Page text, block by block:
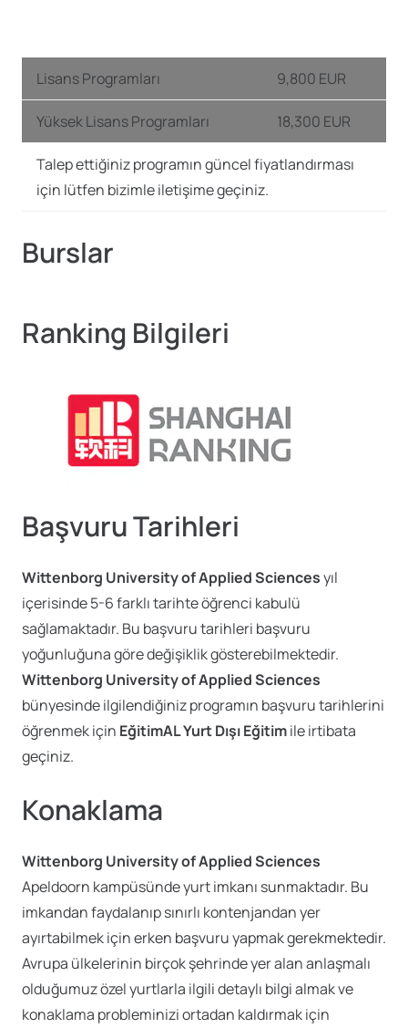
Lisans Programları 9,800 EUR
Yüksek Lisans Programları 18,300 EUR
Talep ettiğiniz programın güncel fiyatlandırması
için lütfen bizimle iletişime geçiniz.
Burslar
Ranking Bilgileri
Başvuru Tarihleri
Wittenborg University of Applied Sciencesyıl
içerisinde 5-6 farklı tarihte öğrenci kabulü
sağlamaktadır. Bu başvuru tarihleri başvuru
yoğunluğuna göre değişiklik gösterebilmektedir.
Wittenborg University of Applied Sciences
bünyesinde ilgilendiğiniz programın başvuru tarihlerini
öğrenmek için EğitimAL Yurt Dışı Eğitimile irtibata
geçiniz.
Konaklama
Wittenborg University of Applied Sciences
Apeldoorn kampüsünde yurt imkanı sunmaktadır. Bu
imkandan faydalanıp sınırlı kontenjandan yer
ayırtabilmek için erken başvuru yapmak gerekmektedir.
Avrupa ülkelerinin birçok şehrinde yer alan anlaşmalı
olduğumuz özel yurtlarla ilgili detaylı bilgi almak ve
konaklama probleminizi ortadan kaldırmak için